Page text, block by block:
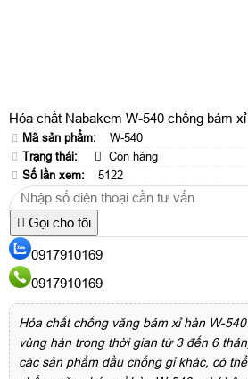
Hóa chất Nabakem W-540 chống bám
Mã sản phẩm:
W-540
Trạng thái:
Còn hàng
Số lần xem:
5122
Gọi cho tôi
0917910169
0917910169
Hóa chất chống văng bám xỉ hàn W-
vùng hàn trong thời gian từ 3 đến 6
các sản phẩm dầu chống gỉ khác, có